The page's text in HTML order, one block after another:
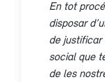
En tot
disposar
de justificar
social que
de les